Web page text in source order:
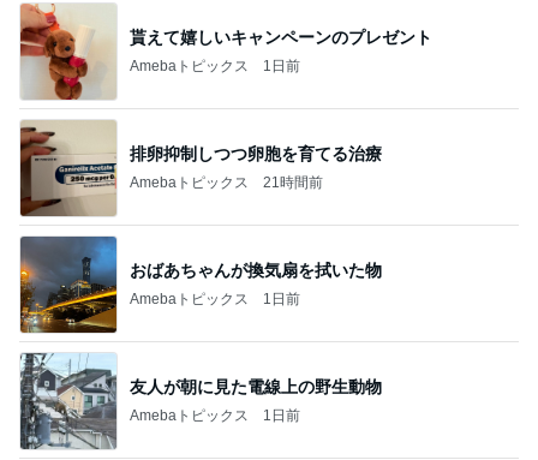
貰えて嬉しいキャンペーンのプレゼント
Amebaトピックス 1日前
排卵抑制しつつ卵胞を育てる治療
Amebaトピックス 21時間前
おばあちゃんが換気扇を拭いた物
Amebaトピックス 1日前
友人が朝に見た電線上の野生動物
Amebaトピックス 1日前